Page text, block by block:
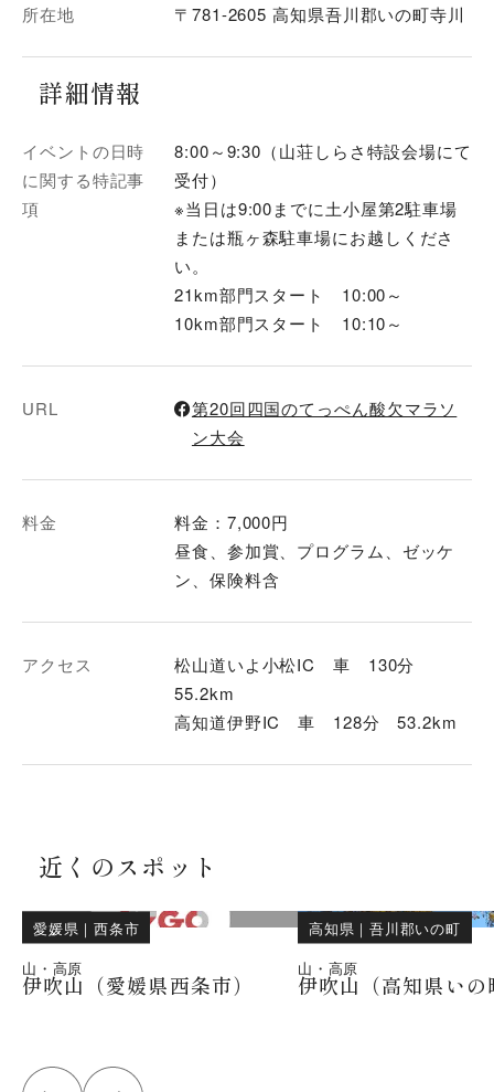
所在地 〒781-2605 高知県吾川郡いの町寺川
詳細情報
イベントの日時
に関する特記事
項
8:00～9:30（山荘しらさ特設会場にて
受付）
※当日は9:00までに土小屋第2駐車場
または瓶ヶ森駐車場にお越しくださ
い。
21km部門スタート 10:00～
10km部門スタート 10:10～
URL
第20回四国のてっぺん酸欠マラソ
ン大会
料金
料金：7,000円
昼食、参加賞、プログラム、ゼッケ
ン、保険料含
アクセス
松山道いよ小松IC 車 130分
55.2km
高知道伊野IC 車 128分 53.2km
近くのスポット
愛媛県 ｜西条市
山・高原
伊吹山（愛媛県西条市）
高知県 ｜吾川郡いの町
山・高原
伊吹山（高知県いの